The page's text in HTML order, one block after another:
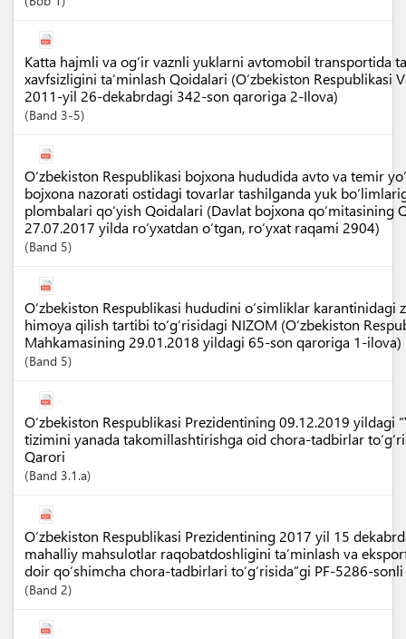
Katta hajmli va og‘ir vaznli yuklarni avtomobil transportida
xavfsizligini ta’minlash Qoidalari (O‘zbekiston Respublikasi
2011-yil 26-dekabrdagi 342-son qaroriga 2-Ilova)
Band 3-5
O‘zbekiston Respublikasi bojxona hududida avto va temir
bojxona nazorati ostidagi tovarlar tashilganda yuk
plombalari qo‘yish Qoidalari (Davlat bojxona qo‘mitasining
27.07.2017 yilda ro‘yxatdan o‘tgan, ro‘yxat raqami 2904)
Band 5
O‘zbekiston Respublikasi hududini o‘simliklar karantinidagi
himoya qilish tartibi to‘g‘risidagi NIZOM (O‘zbekiston
Mahkamasining 29.01.2018 yildagi 65-son qaroriga 1-ilova)
Band 5
O‘zbekiston Respublikasi Prezidentining 09.12.2019 yildagi
tizimini yanada takomillashtirishga oid chora-tadbirlar
Qarori
Band 3.1.a
O‘zbekiston Respublikasi Prezidentining 2017 yil 15
mahalliy mahsulotlar raqobatdoshligini ta’minlash va
doir qo‘shimcha chora-tadbirlari to‘g‘risida”gi PF-5286-
Band 2